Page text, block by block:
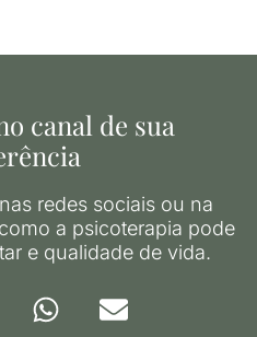
canal de sua
redes sociais ou na
a psicoterapia pode
e qualidade de vida.